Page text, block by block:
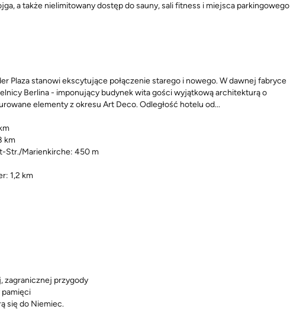
a także nielimitowany dostęp do sauny, sali fitness i miejsca parkingowego
Plaza stanowi ekscytujące połączenie starego i nowego. W dawnej fabryce
Berlina - imponujący budynek wita gości wyjątkową architekturą o
elementy z okresu Art Deco. Odległość hotelu od...
km
Str./Marienkirche: 450 m
1,2 km
zagranicznej przygody
pamięci
się do Niemiec.